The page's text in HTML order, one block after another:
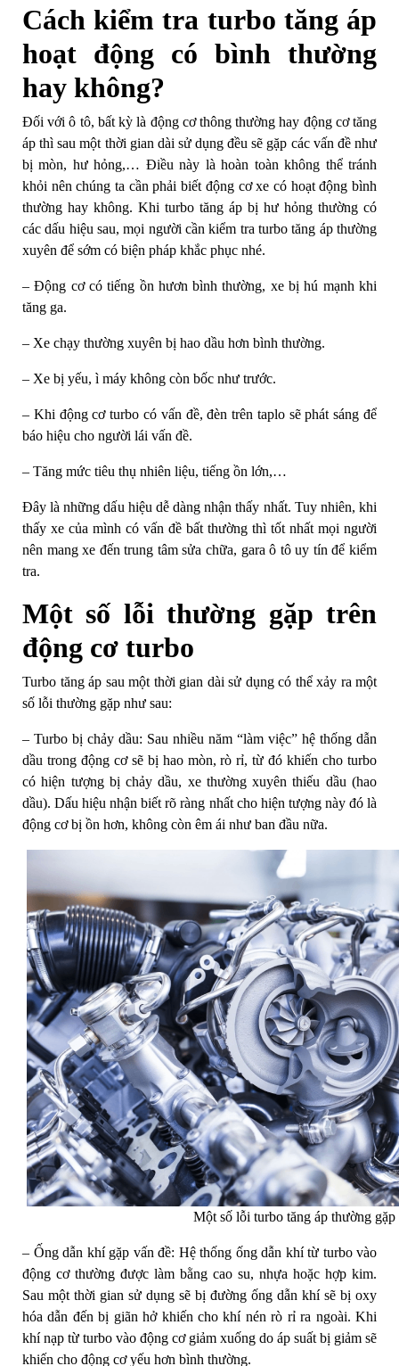
Cách kiểm tra turbo tăng áp
hoạt động có bình thường
hay không?
Đối với ô tô, bất kỳ là động cơ thông thường hay động cơ tăng
áp thì sau một thời gian dài sử dụng đều sẽ gặp các vấn đề như
bị mòn, hư hỏng,… Điều này là hoàn toàn không thể tránh
khỏi nên chúng ta cần phải biết động cơ xe có hoạt động bình
thường hay không. Khi turbo tăng áp bị hư hỏng thường có
các dấu hiệu sau, mọi người cần kiểm tra turbo tăng áp thường
xuyên để sớm có biện pháp khắc phục nhé.
– Động cơ có tiếng ồn hươn bình thường, xe bị hú mạnh khi
tăng ga.
– Xe chạy thường xuyên bị hao dầu hơn bình thường.
– Xe bị yếu, ì máy không còn bốc như trước.
– Khi động cơ turbo có vấn đề, đèn trên taplo sẽ phát sáng để
báo hiệu cho người lái vấn đề.
– Tăng mức tiêu thụ nhiên liệu, tiếng ồn lớn,…
Đây là những dấu hiệu dễ dàng nhận thấy nhất. Tuy nhiên, khi
thấy xe của mình có vấn đề bất thường thì tốt nhất mọi người
nên mang xe đến trung tâm sửa chữa, gara ô tô uy tín để kiểm
tra.
Một số lỗi thường gặp trên
động cơ turbo
Turbo tăng áp sau một thời gian dài sử dụng có thể xảy ra một
số lỗi thường gặp như sau:
– Turbo bị chảy dầu: Sau nhiều năm “làm việc” hệ thống dẫn
dầu trong động cơ sẽ bị hao mòn, rò rỉ, từ đó khiến cho turbo
có hiện tượng bị chảy dầu, xe thường xuyên thiếu dầu (hao
dầu). Dấu hiệu nhận biết rõ ràng nhất cho hiện tượng này đó là
động cơ bị ồn hơn, không còn êm ái như ban đầu nữa.
Một số lỗi turbo tăng áp thường gặp
– Ống dẫn khí gặp vấn đề: Hệ thống ống dẫn khí từ turbo vào
động cơ thường được làm bằng cao su, nhựa hoặc hợp kim.
Sau một thời gian sử dụng sẽ bị đường ống dẫn khí sẽ bị oxy
hóa dẫn đến bị giãn hở khiến cho khí nén rò rỉ ra ngoài. Khi
khí nạp từ turbo vào động cơ giảm xuống do áp suất bị giảm sẽ
khiến cho động cơ yếu hơn bình thường.